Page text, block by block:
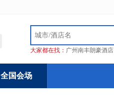
大家都在找： 广州南丰朗豪酒店
全国会场